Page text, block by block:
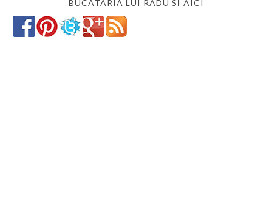
BUCATARIA LUI RADU SI AICI